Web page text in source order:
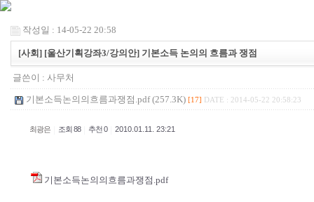
작성일 : 14-05-22 20:58
[사회] [울산기획강좌3/강의안] 기본소득 논의의 흐름과 쟁점
글쓴이 : 사무처
기본소득논의의흐름과쟁점.pdf (257.3K) [17] DATE : 2014-05-22 20:58:23
최광은 조회 88 추천 0 2010.01.11. 23:21
기본소득논의의흐름과쟁점.pdf